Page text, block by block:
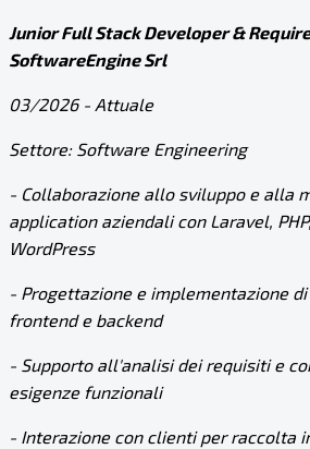
Junior Full Stack Developer &
SoftwareEngine Srl
03/2026 - Attuale
Settore: Software Engineering
- Collaborazione allo sviluppo e alla
application aziendali con Laravel,
WordPress
- Progettazione e implementazione
frontend e backend
- Supporto all'analisi dei requisiti e
esigenze funzionali
- Interazione con clienti per raccolta